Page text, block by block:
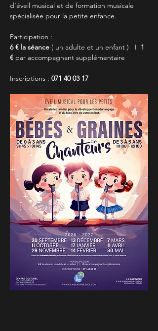
d’éveil musical et de formation musicale
spécialisée pour la petite enfance.
Participation :
6 € la séance ( un adulte et un enfant )   I 1
€ par accompagnant supplémentaire
Inscriptions : 071 40 03 17